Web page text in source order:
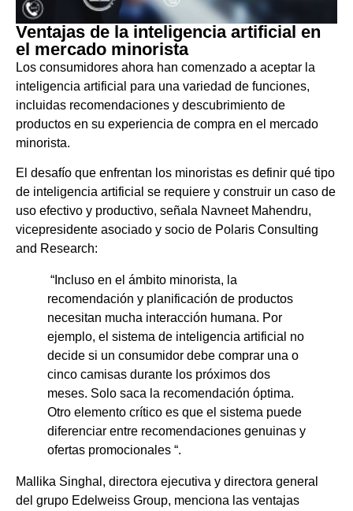
Ventajas de la inteligencia artificial en
el mercado minorista
Los consumidores ahora han comenzado a aceptar la
inteligencia artificial para una variedad de funciones,
incluidas recomendaciones y descubrimiento de
productos en su experiencia de compra en el mercado
minorista.
El desafío que enfrentan los minoristas es definir qué tipo
de inteligencia artificial se requiere y construir un caso de
uso efectivo y productivo, señala Navneet Mahendru,
vicepresidente asociado y socio de Polaris Consulting
and Research:
“Incluso en el ámbito minorista, la
recomendación y planificación de productos
necesitan mucha interacción humana. Por
ejemplo, el sistema de inteligencia artificial no
decide si un consumidor debe comprar una o
cinco camisas durante los próximos dos
meses. Solo saca la recomendación óptima.
Otro elemento crítico es que el sistema puede
diferenciar entre recomendaciones genuinas y
ofertas promocionales “.
Mallika Singhal, directora ejecutiva y directora general
del grupo Edelweiss Group, menciona las ventajas